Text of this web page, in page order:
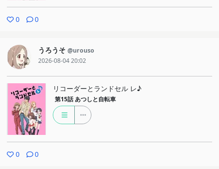
0 0
うろうそ @urouso
2026-08-04 20:02
リコーダーとランドセル レ♪
第15話 あつしと自転車
0 0